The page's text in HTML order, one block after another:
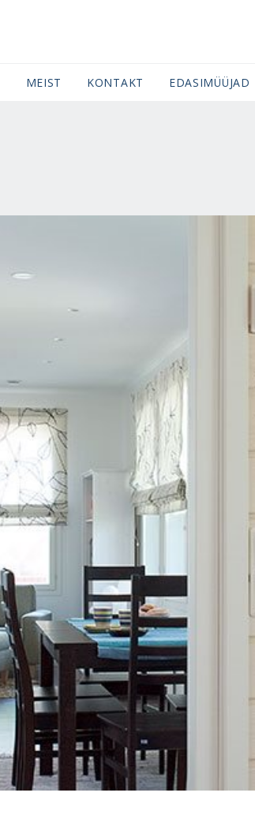
MEIST KONTAKT EDASIMÜÜJAD